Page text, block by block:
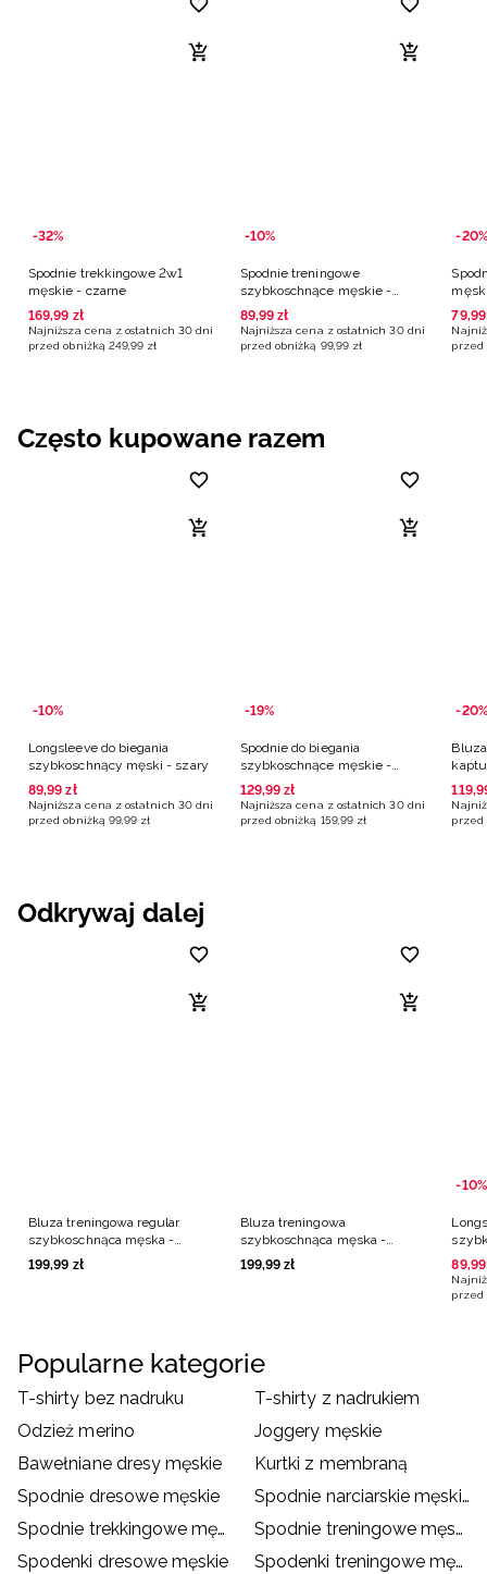
-32%
Spodnie trekkingowe 2w1
męskie - czarne
169,99 zł
Najniższa cena z ostatnich 30 dni
przed obniżką 249,99 zł
-10%
Spodnie treningowe
szybkoschnące męskie -
czarne
89,99 zł
Najniższa cena z ostatnich 30 dni
przed obniżką 99,99 zł
-20%
79,99
przed
Często kupowane razem
-10%
Longsleeve do biegania
szybkoschnący męski - szary
89,99 zł
Najniższa cena z ostatnich 30 dni
przed obniżką 99,99 zł
-19%
Spodnie do biegania
szybkoschnące męskie -
czarne
129,99 zł
Najniższa cena z ostatnich 30 dni
przed obniżką 159,99 zł
-20%
119,
przed
Odkrywaj dalej
Bluza treningowa regular
szybkoschnąca męska -
czarna
199,99 zł
Bluza treningowa
szybkoschnąca męska -
czarna
199,99 zł
-10%
89,99
przed
Popularne kategorie
T-shirty bez nadruku
T-shirty z nadrukiem
Odzież merino
Joggery męskie
Bawełniane dresy męskie
Kurtki z membraną
Spodnie dresowe męskie
Spodnie narciarskie męskie
Spodnie trekkingowe męskie
Spodnie treningowe męskie
Spodenki dresowe męskie
Spodenki treningowe męskie